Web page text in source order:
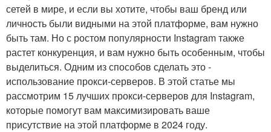
сетей в мире, и если вы хотите, чтобы ваш бренд или
личность были видными на этой платформе, вам нужно
быть там. Но с ростом популярности Instagram также
растет конкуренция, и вам нужно быть особенным, чтобы
выделиться. Одним из способов сделать это -
использование прокси-серверов. В этой статье мы
рассмотрим 15 лучших прокси-серверов для Instagram,
которые помогут вам максимизировать ваше
присутствие на этой платформе в 2024 году.